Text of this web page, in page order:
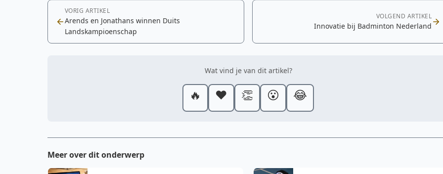
VORIG ARTIKEL
Arends en Jonathans winnen Duits
Landskampioenschap
VOLGEND ARTIKEL
Innovatie bij Badminton Nederland
Wat vind je van dit artikel?
🔥 ❤️ 👏 😮 😂
Meer over dit onderwerp